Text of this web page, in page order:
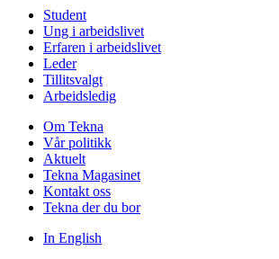
Student
Ung i arbeidslivet
Erfaren i arbeidslivet
Leder
Tillitsvalgt
Arbeidsledig
Om Tekna
Vår politikk
Aktuelt
Tekna Magasinet
Kontakt oss
Tekna der du bor
In English